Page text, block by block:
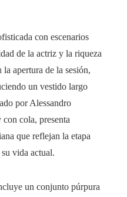
con escenarios
de la actriz y la riqueza
la apertura de la sesión,
un vestido largo
por Alessandro
cola, presenta
que reflejan la etapa
vida actual.
un conjunto púrpura